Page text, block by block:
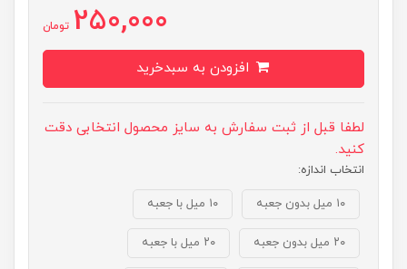
250,000 تومان
لطفا قبل از ثبت سفارش به سایز محصول انتخابی دقت
کنید.
انتخاب اندازه:
۱۰ میل بدون جعبه ۱۰ میل با جعبه
۲۰ میل بدون جعبه ۲۰ میل با جعبه